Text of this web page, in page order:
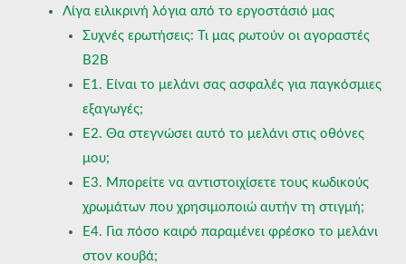
Λίγα ειλικρινή λόγια από το εργοστάσιό μας
Συχνές ερωτήσεις: Τι μας ρωτούν οι αγοραστές
B2B
Ε1. Είναι το μελάνι σας ασφαλές για παγκόσμιες
εξαγωγές;
Ε2. Θα στεγνώσει αυτό το μελάνι στις οθόνες
μου;
Ε3. Μπορείτε να αντιστοιχίσετε τους κωδικούς
χρωμάτων που χρησιμοποιώ αυτήν τη στιγμή;
Ε4. Για πόσο καιρό παραμένει φρέσκο το μελάνι
στον κουβά;